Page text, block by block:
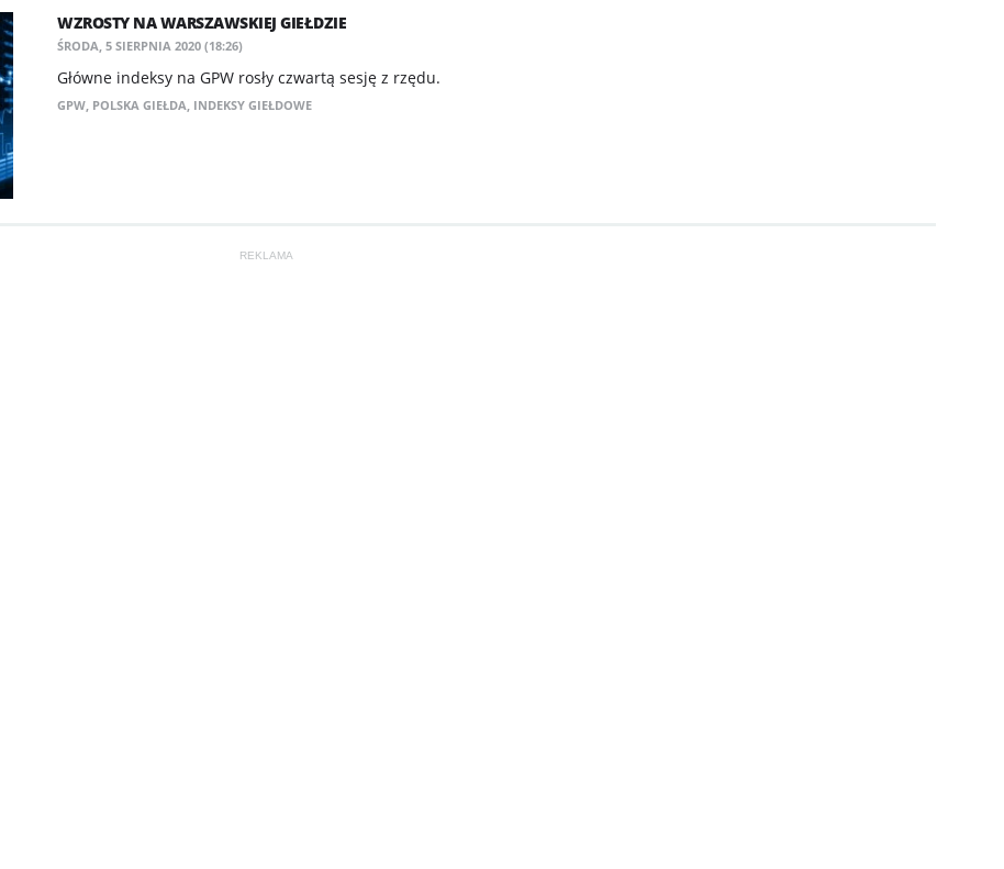
WZROSTY NA WARSZAWSKIEJ GIEŁDZIE
ŚRODA, 5 SIERPNIA 2020 (18:26)
Główne indeksy na GPW rosły czwartą sesję z rzędu.
GPW, POLSKA GIEŁDA, INDEKSY GIEŁDOWE
REKLAMA